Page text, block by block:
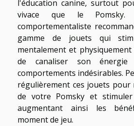
l'éducation canine, surtout
vivace que le Pomsky.
comportementaliste
gamme de jouets qui
mentalement et
de canaliser son
comportements indésirables.
régulièrement ces jouets
de votre Pomsky et
augmentant ainsi les
moment de jeu.